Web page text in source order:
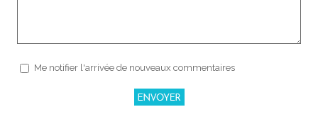
Me notifier l'arrivée de nouveaux commentaires